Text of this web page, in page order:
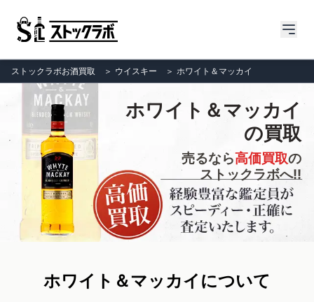
ストックラボお酒買取 ＞ ウイスキー ＞ ホワイト＆マッカイ
ホワイト＆マッカイ
の買取
売るなら高価買取の
ストックラボへ!!
ホワイト＆マッカイについて